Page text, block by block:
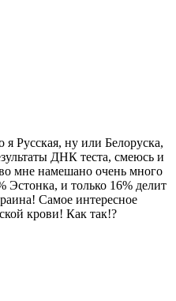
Русская, ну или Белоруска,
ДНК теста, смеюсь и
мне намешано очень много
Эстонка, и только 16% делит
Самое интересное
крови! Как так!?